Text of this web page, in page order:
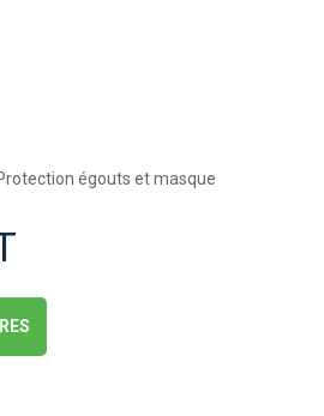
égouts et masque